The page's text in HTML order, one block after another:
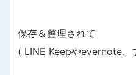
保存＆整理されて
( LINE Keepやevernote、